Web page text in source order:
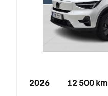
2026 12 500 km